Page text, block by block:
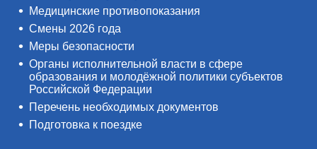
Медицинские противопоказания
Смены 2026 года
Меры безопасности
Органы исполнительной власти в сфере
образования и молодёжной политики субъектов
Российской Федерации
Перечень необходимых документов
Подготовка к поездке